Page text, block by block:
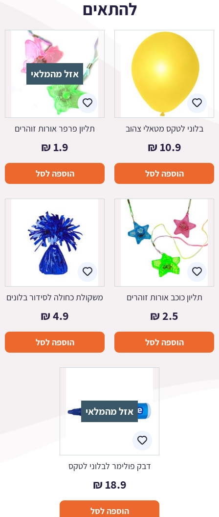
להתאים
בלוני לטקס מטאלי צהוב
10.9
₪
הוספה לסל
אזל מהמלאי
תליון פרפר אורות זוהרים
1.9
₪
הוספה לסל
תליון כוכב אורות זוהרים
2.5
₪
הוספה לסל
משקולת כחולה לסידור בלונים
4.9
₪
הוספה לסל
אזל מהמלאי
דבק פולימר לבלוני לטקס
18.9
₪
הוספה לסל